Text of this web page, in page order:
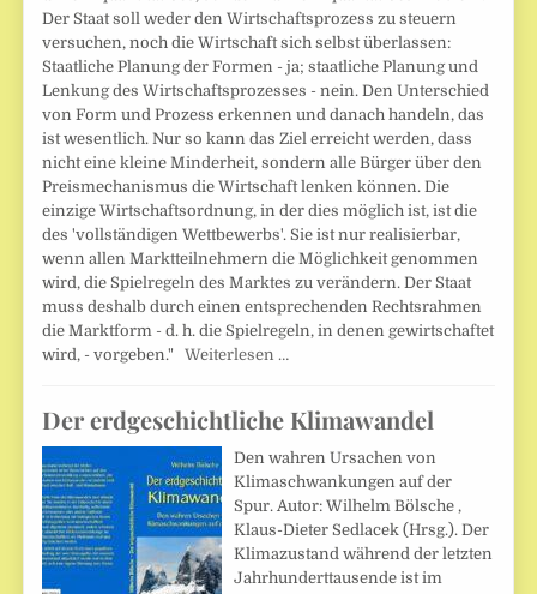
Der Staat soll weder den Wirtschaftsprozess zu steuern
versuchen, noch die Wirtschaft sich selbst überlassen:
Staatliche Planung der Formen - ja; staatliche Planung und
Lenkung des Wirtschaftsprozesses - nein. Den Unterschied
von Form und Prozess erkennen und danach handeln, das
ist wesentlich. Nur so kann das Ziel erreicht werden, dass
nicht eine kleine Minderheit, sondern alle Bürger über den
Preismechanismus die Wirtschaft lenken können. Die
einzige Wirtschaftsordnung, in der dies möglich ist, ist die
des 'vollständigen Wettbewerbs'. Sie ist nur realisierbar,
wenn allen Marktteilnehmern die Möglichkeit genommen
wird, die Spielregeln des Marktes zu verändern. Der Staat
muss deshalb durch einen entsprechenden Rechtsrahmen
die Marktform - d. h. die Spielregeln, in denen gewirtschaftet
wird, - vorgeben."Weiterlesen …
Der erdgeschichtliche Klimawandel
Den wahren Ursachen von
Klimaschwankungen auf der
Spur. Autor: Wilhelm Bölsche ,
Klaus-Dieter Sedlacek (Hrsg.). Der
Klimazustand während der letzten
Jahrhunderttausende ist im